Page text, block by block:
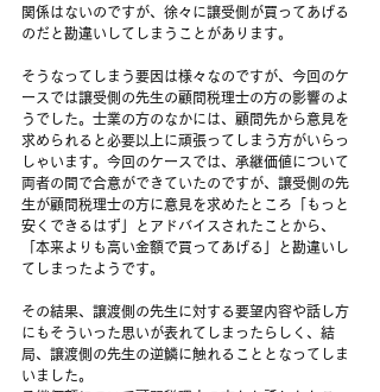
関係はないのですが、徐々に譲受側が買ってあげる
のだと勘違いしてしまうことがあります。
そうなってしまう要因は様々なのですが、今回のケ
ースでは譲受側の先生の顧問税理士の方の影響のよ
うでした。士業の方のなかには、顧問先から意見を
求められると必要以上に頑張ってしまう方がいらっ
しゃいます。今回のケースでは、承継価値について
両者の間で合意ができていたのですが、譲受側の先
生が顧問税理士の方に意見を求めたところ「もっと
安くできるはず」とアドバイスされたことから、
「本来よりも高い金額で買ってあげる」と勘違いし
てしまったようです。
その結果、譲渡側の先生に対する要望内容や話し方
にもそういった思いが表れてしまったらしく、結
局、譲渡側の先生の逆鱗に触れることとなってしま
いました。